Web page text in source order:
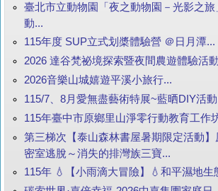
臺北市立動物園「夜之動物園－光影之
動...
115年度 SUP立式划槳體驗營 ＠日月潭...
2026 達谷梵祕境探索暨夜間農遊體驗活
2026音樂山城嬉遊平溪小旅行...
115/7、8月愛無盡藝術特展~藍晒DIY活
115年臺中市原鄉里山淨零行動教育工作
第三梯次【泰山森林書屋暑期限定活動
密室逃脫～消失的排灣族三寶...
115年 💧【小雨滴大冒險】💧和平濕地生